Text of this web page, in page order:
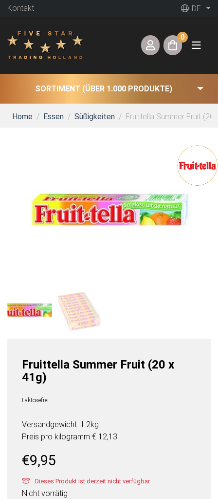
Kontakt DE
0
SORTIMENT (ÜBER 1.000 PRODUKTE)
Home Essen Süßigkeiten Fruittella Summer Fruit (20
Fruittella Summer Fruit (20 x
41g)
Laktosefrei
Versandgewicht: 1.2kg
Preis pro kilogramm € 12,13
€9,95
Dieses Produkt ist derzeit nicht verfügbar
Nicht vorrätig